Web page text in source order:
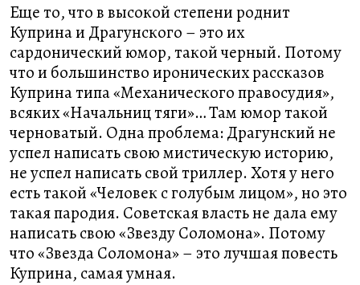
Еще то, что в высокой степени роднит
Куприна и Драгунского – это их
сардонический юмор, такой черный. Потому
что и большинство иронических рассказов
Куприна типа «Механического правосудия»,
всяких «Начальниц тяги»… Там юмор такой
черноватый. Одна проблема: Драгунский не
успел написать свою мистическую историю,
не успел написать свой триллер. Хотя у него
есть такой «Человек с голубым лицом», но это
такая пародия. Советская власть не дала ему
написать свою «Звезду Соломона». Потому
что «Звезда Соломона» – это лучшая повесть
Куприна, самая умная.